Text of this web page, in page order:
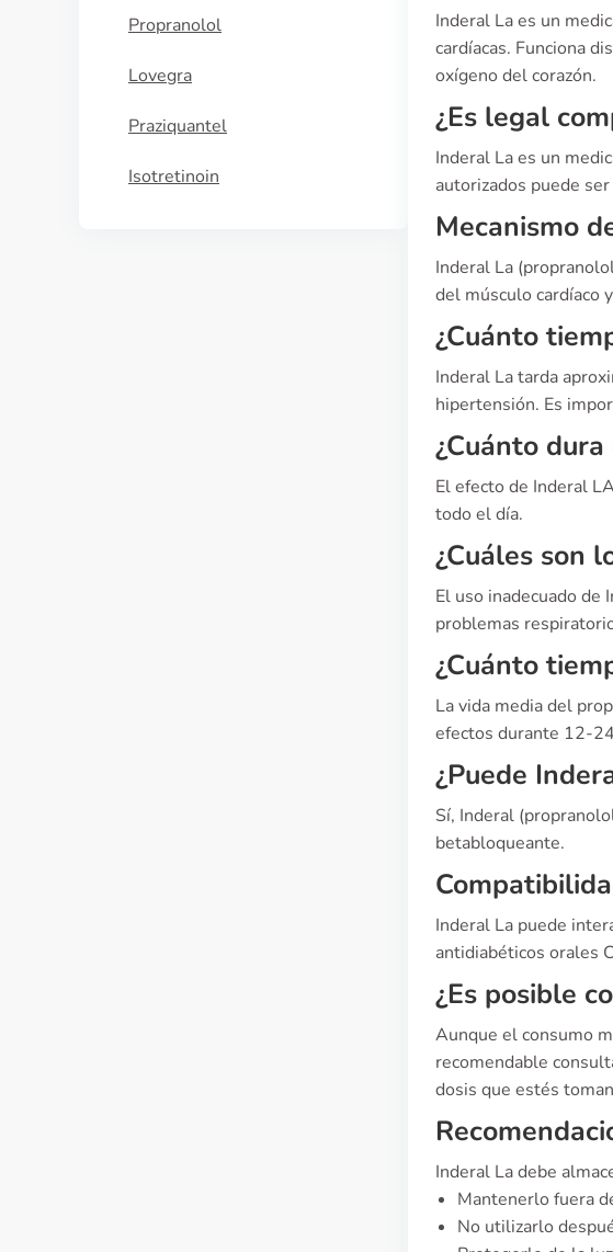
Propranolol
Lovegra
Praziquantel
Isotretinoin
Inderal La es un
cardíacas. Funciona
oxígeno del corazón.
¿Es legal
Inderal La es un
autorizados puede
Mecanismo
Inderal La
del músculo cardíaco
¿Cuánto
Inderal La tarda
hipertensión. Es
¿Cuánto
El efecto de Inderal
todo el día.
¿Cuáles son
El uso inadecuado de
problemas
¿Cuánto
La vida media del
efectos durante 12-
¿Puede
Sí, Inderal
betabloqueante.
Inderal La puede
antidiabéticos orales
¿Es posible
Aunque el consumo
recomendable
dosis que estés
Inderal La debe
Mantenerlo fuera
No utilizarlo